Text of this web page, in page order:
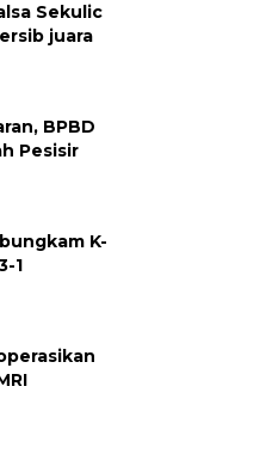
Sekulic
juara
BPBD
Pesisir
K-
1